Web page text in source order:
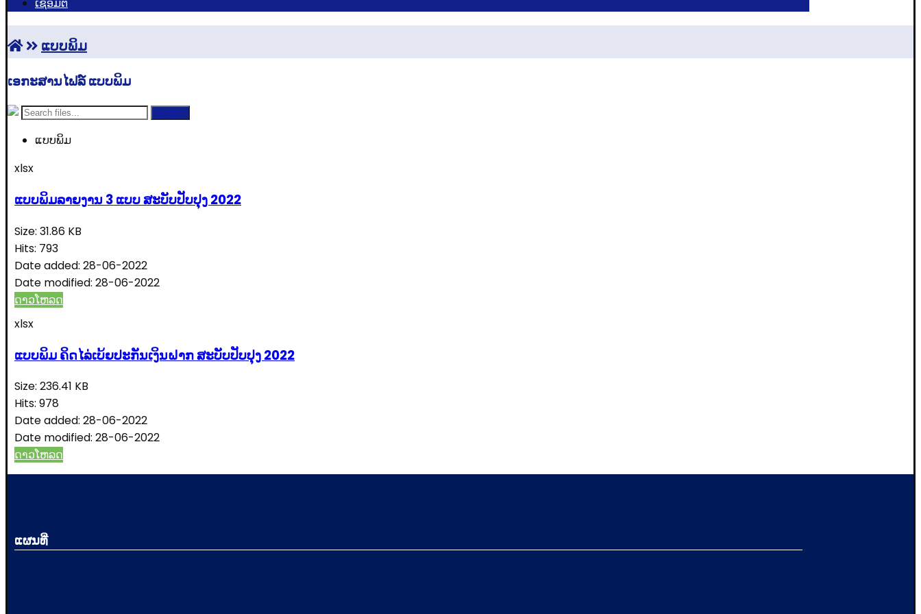
ແບບພິມ
ເອກະສານໄຟລ໌ ແບບພິມ
Search
ແບບພິມ
xlsx
ແບບພິມລາຍງານ 3 ແບບ ສະບັບປັບປຸງ 2022
Size: 31.86 KB
Hits: 793
Date added: 28-06-2022
Date modified: 28-06-2022
ດາວໂຫລດ
xlsx
ແບບພິມ ຄິດໄລ່ເບ້ຍປະກັນເງິນຝາກ ສະບັບປັບປຸງ 2022
Size: 236.41 KB
Hits: 978
Date added: 28-06-2022
Date modified: 28-06-2022
ດາວໂຫລດ
ແຜນທີ່